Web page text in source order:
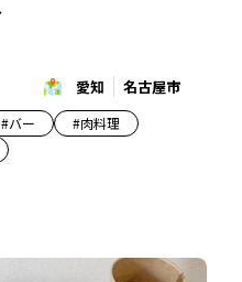
愛知 名古屋市
#バー #肉料理